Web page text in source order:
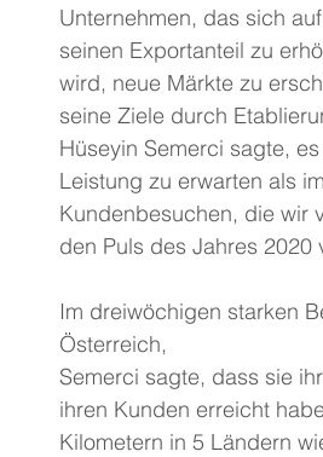
Unternehmen, das sich
seinen Exportanteil zu
wird, neue Märkte zu
seine Ziele durch
Hüseyin Semerci sagte,
Leistung zu erwarten als
Kundenbesuchen, die wir
den Puls des Jahres 2020
Im dreiwöchigen starken
Österreich,
Semerci sagte, dass sie
ihren Kunden erreicht
Kilometern in 5 Ländern